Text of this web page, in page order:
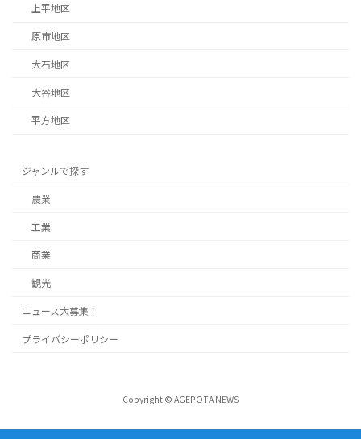
上平地区
原市地区
大石地区
大谷地区
平方地区
ジャンルで探す
農業
工業
商業
観光
ニュース大募集！
プライバシーポリシー
Copyright © AGEPOTA NEWS